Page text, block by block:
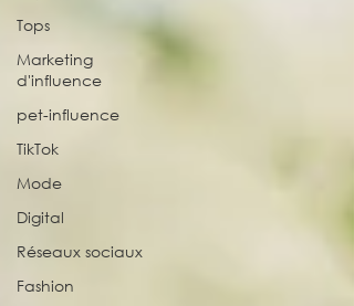
Tops
Marketing
d'influence
pet-influence
TikTok
Mode
Digital
Réseaux sociaux
Fashion